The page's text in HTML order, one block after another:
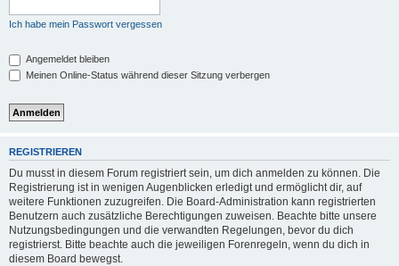
Ich habe mein Passwort vergessen
Angemeldet bleiben
Meinen Online-Status während dieser Sitzung verbergen
REGISTRIEREN
Du musst in diesem Forum registriert sein, um dich anmelden zu können. Die
Registrierung ist in wenigen Augenblicken erledigt und ermöglicht dir, auf
weitere Funktionen zuzugreifen. Die Board-Administration kann registrierten
Benutzern auch zusätzliche Berechtigungen zuweisen. Beachte bitte unsere
Nutzungsbedingungen und die verwandten Regelungen, bevor du dich
registrierst. Bitte beachte auch die jeweiligen Forenregeln, wenn du dich in
diesem Board bewegst.